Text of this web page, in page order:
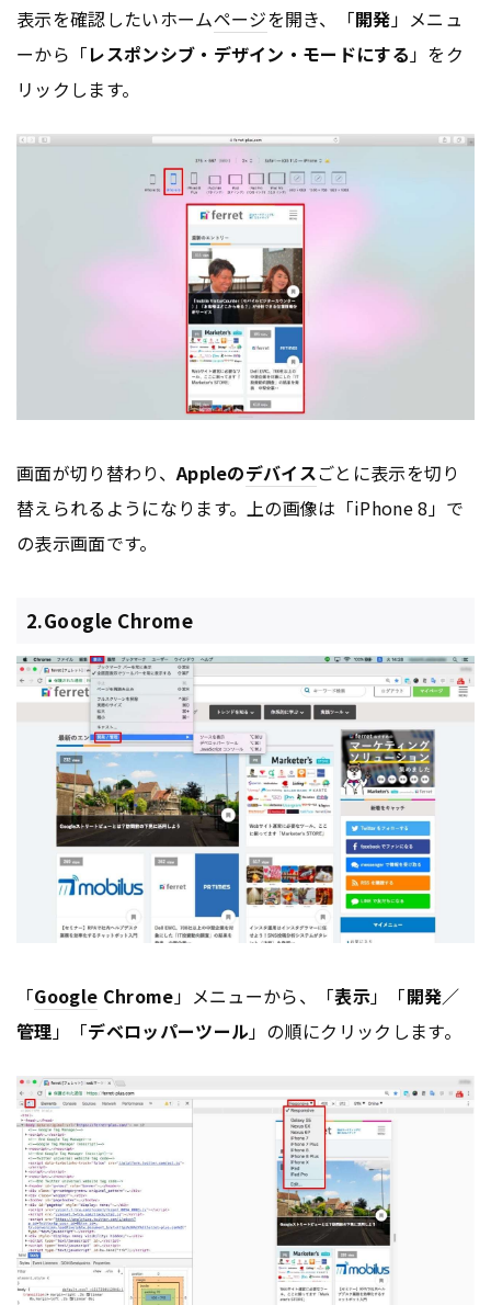
表示を確認したいホームページを開き、「開発 」メニュ
ーから「レスポンシブ・デザイン・モードにする 」をク
リックします。
画面が切り替わり、 Appleのデバイスごとに表示を切り
替えられるようになります。上の画像は「iPhone 8」で
の表示画面です。
2.Google Chrome
「Google Chrome 」メニューから、「表示」「開発／
管理 」「デベロッパーツール」の順にクリックします。